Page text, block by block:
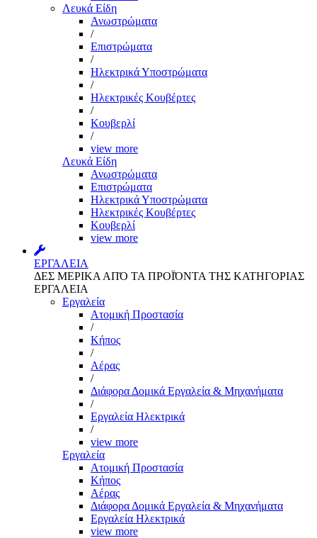
Λευκά Είδη
Ανωστρώματα
/
Επιστρώματα
/
Ηλεκτρικά Υποστρώματα
/
Ηλεκτρικές Κουβέρτες
/
Κουβερλί
/
view more
Λευκά Είδη
Ανωστρώματα
Επιστρώματα
Ηλεκτρικά Υποστρώματα
Ηλεκτρικές Κουβέρτες
Κουβερλί
view more
ΕΡΓΑΛΕΙΑ
ΔΕΣ ΜΕΡΙΚΑ ΑΠΌ ΤΑ ΠΡΟΪΌΝΤΑ ΤΗΣ ΚΑΤΗΓΟΡΙΑΣ
ΕΡΓΑΛΕΙΑ
Εργαλεία
Aτομική Προστασία
/
Kήπος
/
Αέρας
/
Διάφορα Δομικά Εργαλεία & Μηχανήματα
/
Εργαλεία Ηλεκτρικά
/
view more
Εργαλεία
Aτομική Προστασία
Kήπος
Αέρας
Διάφορα Δομικά Εργαλεία & Μηχανήματα
Εργαλεία Ηλεκτρικά
view more